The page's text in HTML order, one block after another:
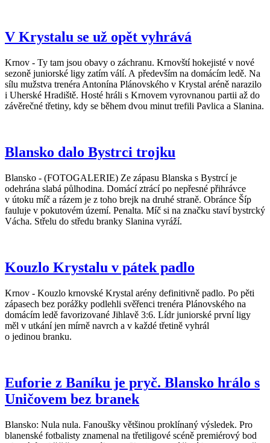
V Krystalu se už opět vyhrává
Krnov - Ty tam jsou obavy o záchranu. Krnovští hokejisté v nové
sezoně juniorské ligy zatím válí. A především na domácím ledě. Na
sílu mužstva trenéra Antonína Plánovského v Krystal aréně narazilo
i Uherské Hradiště. Hosté hráli s Krnovem vyrovnanou partii až do
závěrečné třetiny, kdy se během dvou minut trefili Pavlica a Slanina.
Blansko dalo Bystrci trojku
Blansko - (FOTOGALERIE) Ze zápasu Blanska s Bystrcí je
odehrána slabá půlhodina. Domácí ztrácí po nepřesné přihrávce
v útoku míč a rázem je z toho brejk na druhé straně. Obránce Šíp
fauluje v pokutovém území. Penalta. Míč si na značku staví bystrcký
Vácha. Střelu do středu branky Slanina vyráží.
Kouzlo Krystalu v pátek padlo
Krnov - Kouzlo krnovské Krystal arény definitivně padlo. Po pěti
zápasech bez porážky podlehli svěřenci trenéra Plánovského na
domácím ledě favorizované Jihlavě 3:6. Lídr juniorské první ligy
měl v utkání jen mírně navrch a v každé třetině vyhrál
o jedinou branku.
Euforie z Baníku je pryč. Blansko hrálo s
Uničovem bez branek
Blansko: Nula nula. Fanoušky většinou proklínaný výsledek. Pro
blanenské fotbalisty znamenal na třetiligové scéně premiérový bod